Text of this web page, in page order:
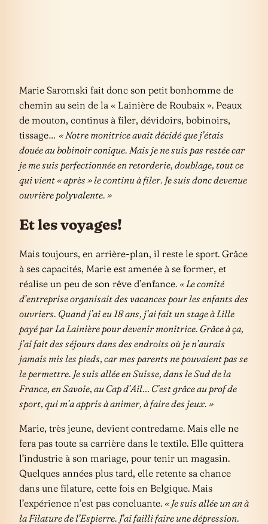
Marie Saromski fait donc son petit bonhomme de
chemin au sein de la « Lainière de Roubaix ». Peaux
de mouton, continus à filer, dévidoirs, bobinoirs,
tissage… « Notre monitrice avait décidé que j’étais
douée au bobinoir conique. Mais je ne suis pas restée car
je me suis perfectionnée en retorderie, doublage, tout ce
qui vient « après » le continu à filer. Je suis donc devenue
ouvrière polyvalente. »
Et les voyages!
Mais toujours, en arrière-plan, il reste le sport. Grâce
à ses capacités, Marie est amenée à se former, et
réalise un peu de son rêve d’enfance. « Le comité
d’entreprise organisait des vacances pour les enfants des
ouvriers. Quand j’ai eu 18 ans, j’ai fait un stage à Lille
payé par La Lainière pour devenir monitrice. Grâce à ça,
j’ai fait des séjours dans des endroits où je n’aurais
jamais mis les pieds, car mes parents ne pouvaient pas se
le permettre. Je suis allée en Suisse, dans le Sud de la
France, en Savoie, au Cap d’Ail… C’est grâce au prof de
sport, qui m’a appris à animer, à faire des jeux. »
Marie, très jeune, devient contredame. Mais elle ne
fera pas toute sa carrière dans le textile. Elle quittera
l’industrie à son mariage, pour tenir un magasin.
Quelques années plus tard, elle retente sa chance
dans une filature, cette fois en Belgique. Mais
l’expérience n’est pas concluante. « Je suis allée un an à
la Filature de l’Espierre. J’ai failli faire une dépression.